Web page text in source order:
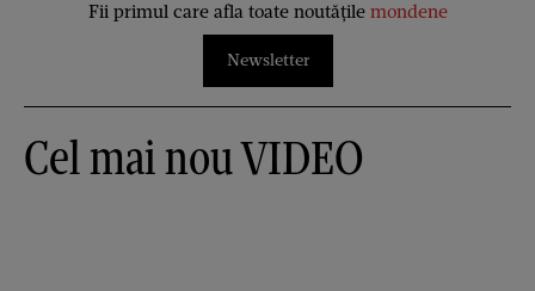
Fii primul care afla toate noutățile mondene
Newsletter
Cel mai nou VIDEO